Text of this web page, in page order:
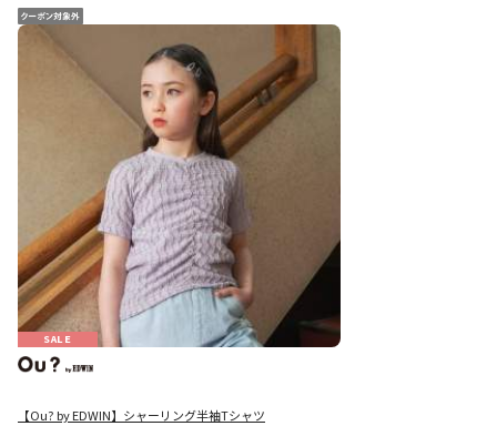
SALE
【Ou? by EDWIN】シャーリング半袖Tシャツ